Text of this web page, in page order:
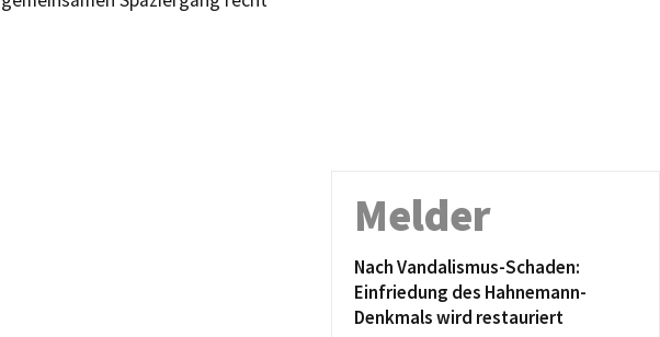
Melder
Nach Vandalismus-Schaden:
Einfriedung des Hahnemann-
Denkmals wird restauriert